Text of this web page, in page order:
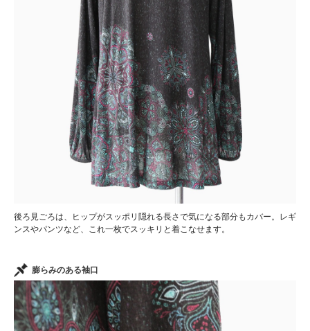
後ろ見ごろは、ヒップがスッポリ隠れる長さで気になる部分もカバー。レギ
ンスやパンツなど、これ一枚でスッキリと着こなせます。
膨らみのある袖口